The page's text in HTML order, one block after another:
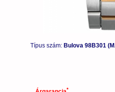
Típus szám: Bulova 98B301
*